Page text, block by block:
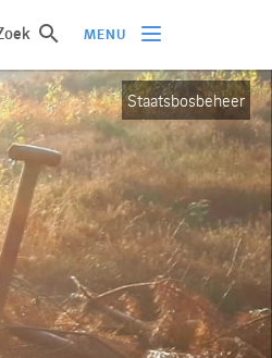
MENU
Staatsbosbeheer